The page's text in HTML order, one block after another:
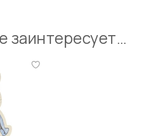
заинтересует…